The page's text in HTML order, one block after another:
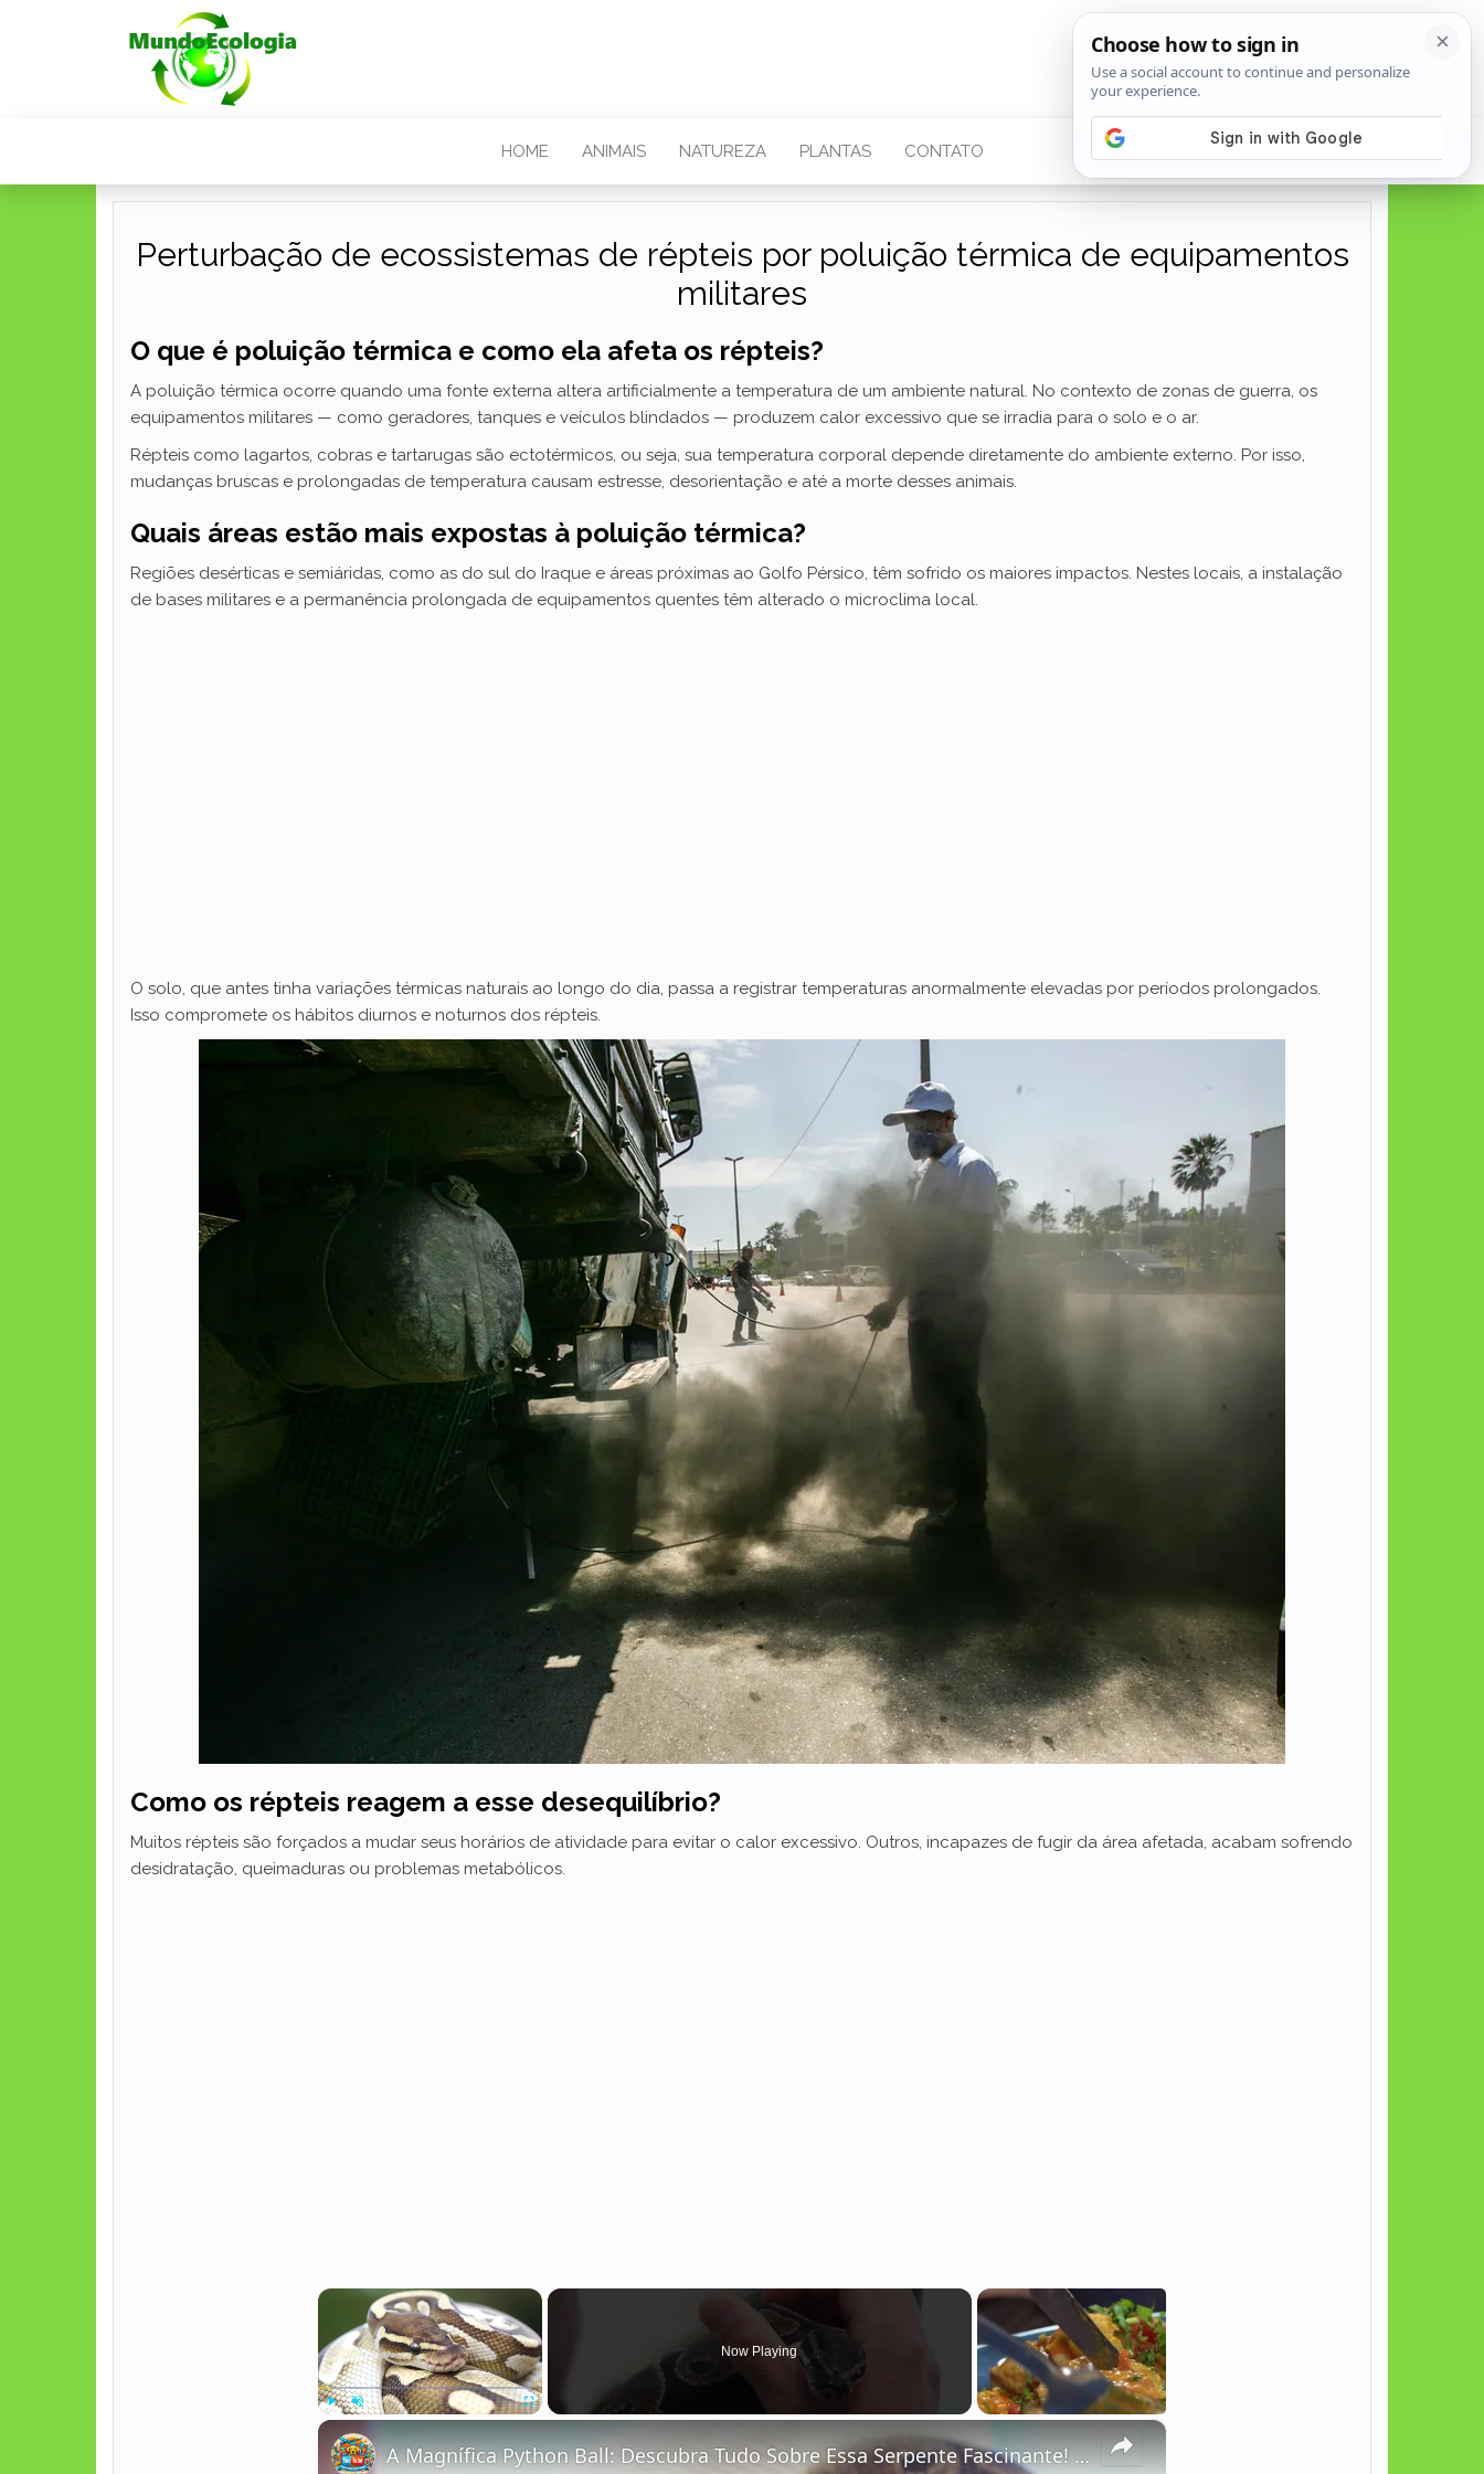
HOME ANIMAIS NATUREZA PLANTAS CONTATO
Perturbação de ecossistemas de répteis por poluição térmica de equipamentos
militares
O que é poluição térmica e como ela afeta os répteis?
A poluição térmica ocorre quando uma fonte externa altera artificialmente a temperatura de um ambiente natural. No contexto de zonas de guerra, os
equipamentos militares — como geradores, tanques e veículos blindados — produzem calor excessivo que se irradia para o solo e o ar.
Répteis como lagartos, cobras e tartarugas são ectotérmicos, ou seja, sua temperatura corporal depende diretamente do ambiente externo. Por isso,
mudanças bruscas e prolongadas de temperatura causam estresse, desorientação e até a morte desses animais.
Quais áreas estão mais expostas à poluição térmica?
Regiões desérticas e semiáridas, como as do sul do Iraque e áreas próximas ao Golfo Pérsico, têm sofrido os maiores impactos. Nestes locais, a instalação
de bases militares e a permanência prolongada de equipamentos quentes têm alterado o microclima local.
O solo, que antes tinha variações térmicas naturais ao longo do dia, passa a registrar temperaturas anormalmente elevadas por períodos prolongados.
Isso compromete os hábitos diurnos e noturnos dos répteis.
Como os répteis reagem a esse desequilíbrio?
Muitos répteis são forçados a mudar seus horários de atividade para evitar o calor excessivo. Outros, incapazes de fugir da área afetada, acabam sofrendo
desidratação, queimaduras ou problemas metabólicos.
×
Now Playing
×
A Magnífica Python Ball: Descubra Tudo Sobre Essa Serpente Fascinante!